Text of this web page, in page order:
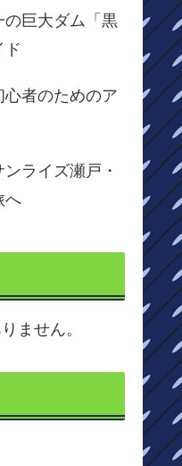
の巨大ダム「黒
ド
心者のためのア
ライズ瀬戸・
へ
ません。